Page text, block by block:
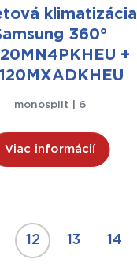
klimatizácia
360°
+
monosplit | 6
Viac informácií
12 13 14